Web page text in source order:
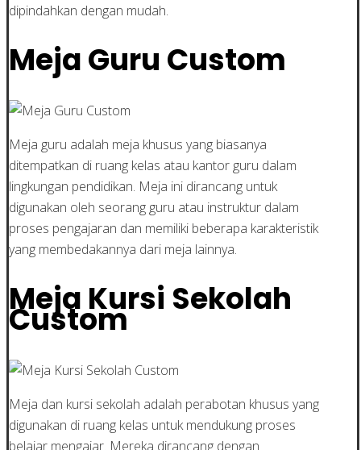
dipindahkan dengan mudah.
Meja Guru Custom
Meja guru adalah meja khusus yang biasanya
ditempatkan di ruang kelas atau kantor guru dalam
lingkungan pendidikan. Meja ini dirancang untuk
digunakan oleh seorang guru atau instruktur dalam
proses pengajaran dan memiliki beberapa karakteristik
yang membedakannya dari meja lainnya.
Meja Kursi Sekolah
Custom
Meja dan kursi sekolah adalah perabotan khusus yang
digunakan di ruang kelas untuk mendukung proses
belajar mengajar. Mereka dirancang dengan